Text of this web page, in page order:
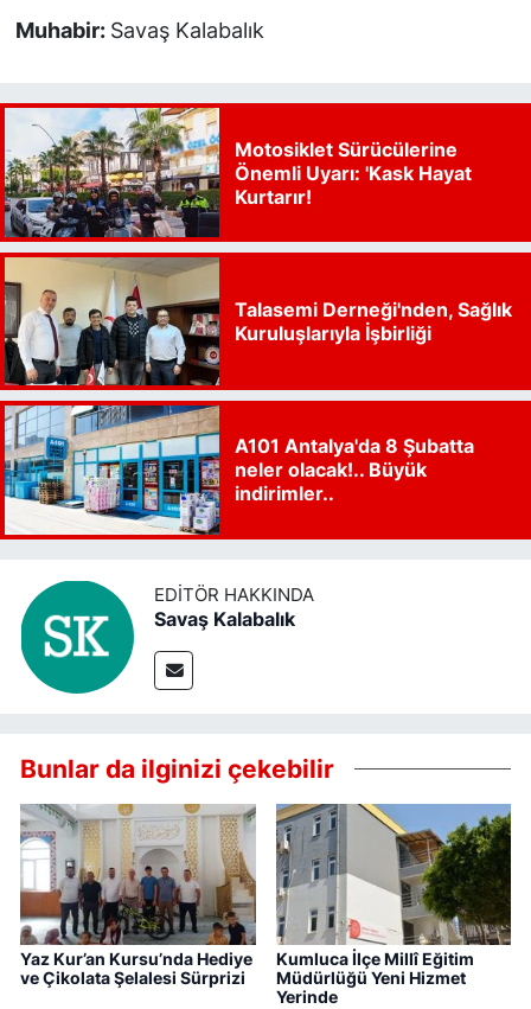
Muhabir: Savaş Kalabalık
Motosiklet Sürücülerine
Önemli Uyarı: 'Kask Hayat
Kurtarır!
Talasemi Derneği'nden, Sağlık
Kuruluşlarıyla İşbirliği
A101 Antalya'da 8 Şubatta
neler olacak!.. Büyük
indirimler..
EDITÖR HAKKINDA
Savaş Kalabalık
Bunlar da ilginizi çekebilir
Yaz Kur’an Kursu’nda Hediye
ve Çikolata Şelalesi Sürprizi
Kumluca İlçe Millî Eğitim
Müdürlüğü Yeni Hizmet
Yerinde